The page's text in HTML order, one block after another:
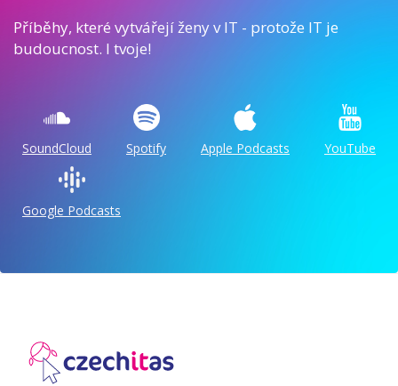
Příběhy, které vytvářejí ženy v IT - protože IT je
budoucnost. I tvoje!
SoundCloud Spotify Apple Podcasts YouTube
Google Podcasts